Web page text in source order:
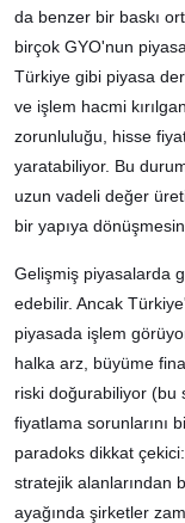
da benzer bir baskı
birçok GYO'nun
Türkiye gibi piyasa
ve işlem hacmi
zorunluluğu, hisse
yaratabiliyor. Bu
uzun vadeli değer
bir yapıya
Gelişmiş piyasalarda
edebilir. Ancak
piyasada işlem
halka arz, büyüme
riski doğurabiliyor (bu
fiyatlama sorunlarını
paradoks dikkat
stratejik alanlarından
ayağında şirketler